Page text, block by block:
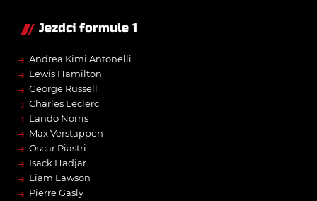
Jezdci formule 1
→ Andrea Kimi Antonelli
→ Lewis Hamilton
→ George Russell
→ Charles Leclerc
→ Lando Norris
→ Max Verstappen
→ Oscar Piastri
→ Isack Hadjar
→ Liam Lawson
→ Pierre Gasly